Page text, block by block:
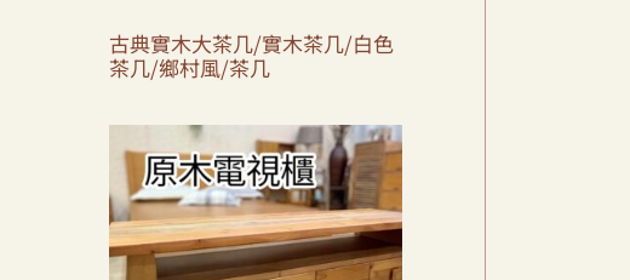
古典實木大茶几/實木茶几/白色
茶几/鄉村風/茶几